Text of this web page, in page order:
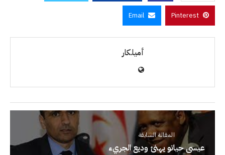
Pinterest
Email
أميلكار
المقالة السابقة
عيسى حياتو يهنئ وديع الجريء